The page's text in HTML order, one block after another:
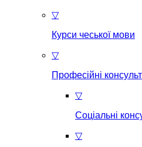
▽
Курси чеської мови
▽
Професійні
▽
Соціальні
▽